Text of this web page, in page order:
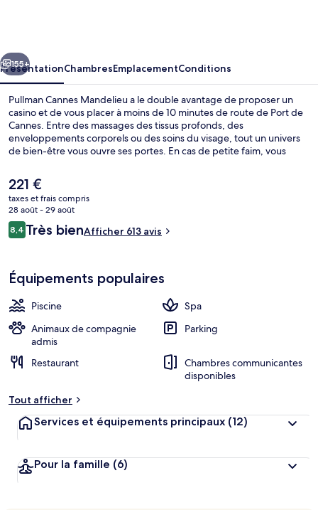
Suivant
155+
PrésentationChambresEmplacementConditions
Pullman Cannes Mandelieu a le double avantage de proposer un
casino et de vous placer à moins de 10 minutes de route de Port de
Cannes. Entre des massages des tissus profonds, des
enveloppements corporels ou des soins du visage, tout un univers
de bien-être vous ouvre ses portes. En cas de petite faim, vous
Restaurant Blue Lemon, qui vous accueille au moment du déjeuner
et du dîner et vous fait déguster des spécialités Cuisine
méditerranéenne. Parmi les autres petits avantages de cet
hébergement figurent 2 bars/lounges, un bar à la plage et une salle
de fitness. Les autres voyageurs ne disent que du bien en ce qui
concerne le personnel attentionné.
Le
prix
actuel
est
de
221 €
taxes et frais compris
28 août - 29 août
Avis
voyageurs
8,48,4 sur 10
Très bienAfficher 613 avis
Équipements populaires
Piscine
Spa
Animaux de compagnie
admis
Parking
Restaurant
Chambres communicantes
disponibles
Tout afficher
Services et équipements principaux (12)
Pour la famille (6)